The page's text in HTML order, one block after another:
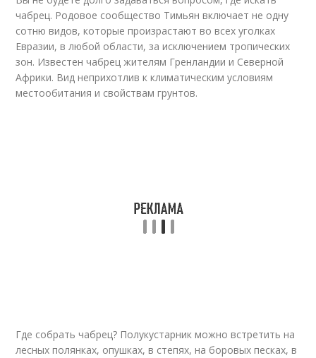
чабрец. Родовое сообщество Тимьян включает не одну
сотню видов, которые произрастают во всех уголках
Евразии, в любой области, за исключением тропических
зон. Известен чабрец жителям Гренландии и Северной
Африки. Вид неприхотлив к климатическим условиям
местообитания и свойствам грунтов.
Где собрать чабрец? Полукустарник можно встретить на
лесных полянках, опушках, в степях, на боровых песках, в